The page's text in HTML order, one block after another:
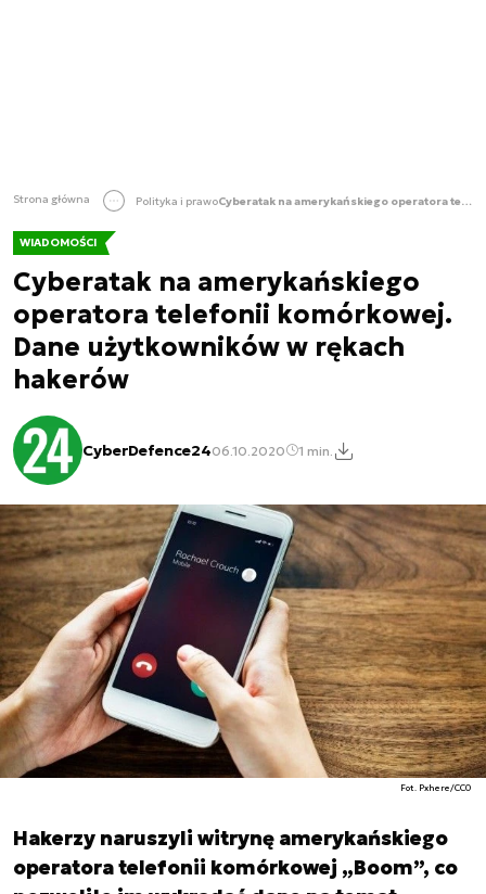
Strona główna Polityka i prawo Cyberatak na amerykańskiego operatora telefonii komórkowej. Dane użytkowników w rękach hakerów
WIADOMOŚCI
Cyberatak na amerykańskiego
operatora telefonii komórkowej.
Dane użytkowników w rękach
hakerów
CyberDefence2406.10.2020 1 min.
Fot. Pxhere/CC0
Hakerzy naruszyli witrynę amerykańskiego
operatora telefonii komórkowej „Boom”, co